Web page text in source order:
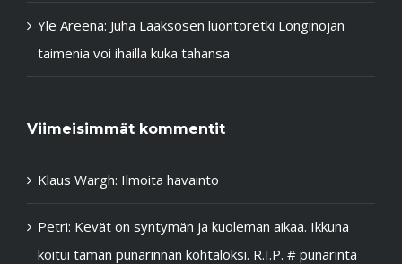
Yle Areena: Juha Laaksosen luontoretki Longinojan
taimenia voi ihailla kuka tahansa
Viimeisimmät kommentit
Klaus Wargh: Ilmoita havainto
Petri: Kevät on syntymän ja kuoleman aikaa. Ikkuna
koitui tämän punarinnan kohtaloksi. R.I.P. # punarinta